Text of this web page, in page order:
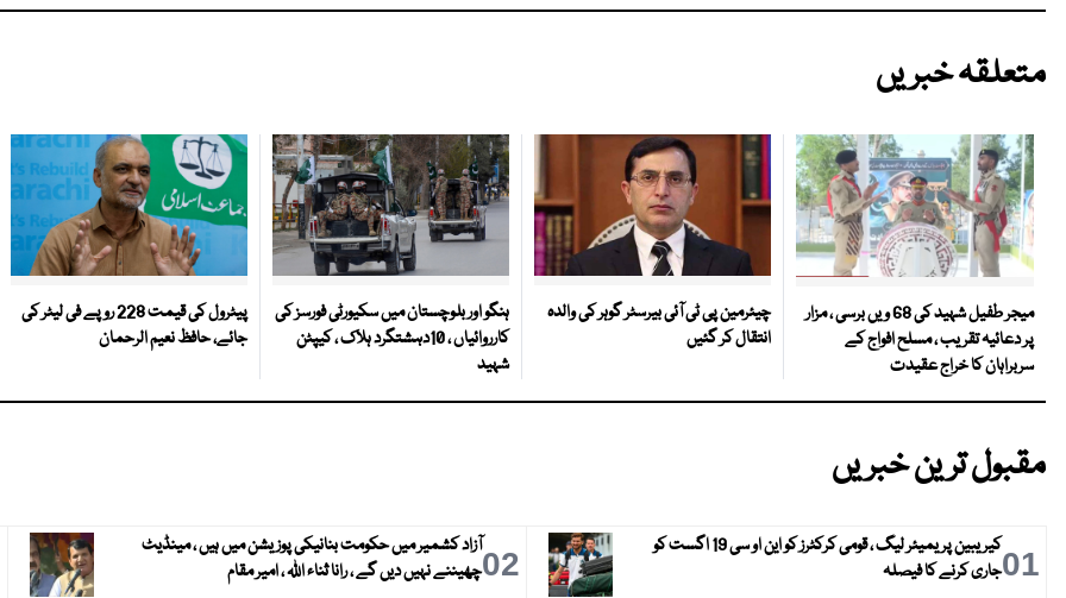
متعلقہ خبریں
میجر طفیل شہید کی 68 ویں برسی ، مزار
پر دعائیہ تقریب ، مسلح افواج کے
سربراہان کا خراج عقیدت
چیئرمین پی ٹی آئی بیرسٹر گوہر کی والدہ
انتقال کر گئیں
ہنگو اور بلوچستان میں سکیورٹی فورسز کی
کارروائیاں ، 10دہشتگرد ہلاک ، کیپٹن
شہید
پیٹرول کی قیمت 228 روپے فی لیٹر کی
جائے، حافظ نعیم الرحمان
مقبول ترین خبریں
01
کیریبین پریمیئر لیگ ، قومی کرکٹرز کو این او سی 19 اگست کو
جاری کرنے کا فیصلہ
02آزاد کشمیر میں حکومت بنانیکی پوزیشن میں ہیں ، مینڈیٹ
چھیننے نہیں دیں گے ، رانا ثناء اللہ ، امیر مقام